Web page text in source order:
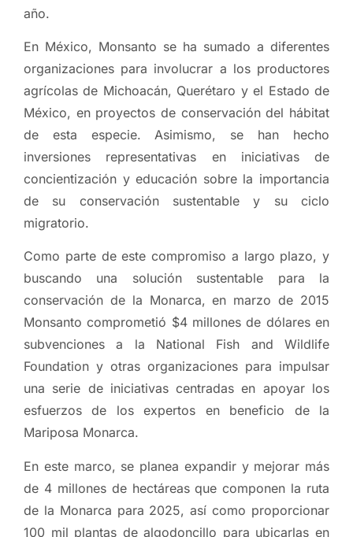
año.
En México, Monsanto se ha sumado a diferentes
organizaciones para involucrar a los productores
agrícolas de Michoacán, Querétaro y el Estado de
México, en proyectos de conservación del hábitat
de esta especie. Asimismo, se han hecho
inversiones representativas en iniciativas de
concientización y educación sobre la importancia
de su conservación sustentable y su ciclo
migratorio.
Como parte de este compromiso a largo plazo, y
buscando una solución sustentable para la
conservación de la Monarca, en marzo de 2015
Monsanto comprometió $4 millones de dólares en
subvenciones a la National Fish and Wildlife
Foundation y otras organizaciones para impulsar
una serie de iniciativas centradas en apoyar los
esfuerzos de los expertos en beneficio de la
Mariposa Monarca.
En este marco, se planea expandir y mejorar más
de 4 millones de hectáreas que componen la ruta
de la Monarca para 2025, así como proporcionar
100 mil plantas de algodoncillo para ubicarlas en